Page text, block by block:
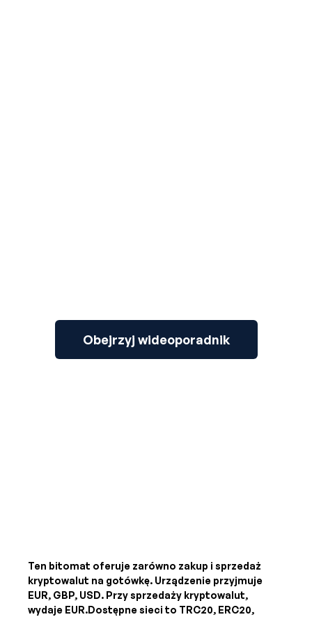
Obejrzyj wideoporadnik
Ten bitomat oferuje zarówno zakup i sprzedaż
kryptowalut na gotówkę. Urządzenie przyjmuje
EUR, GBP, USD. Przy sprzedaży kryptowalut,
wydaje EUR.Dostępne sieci to TRC20, ERC20,